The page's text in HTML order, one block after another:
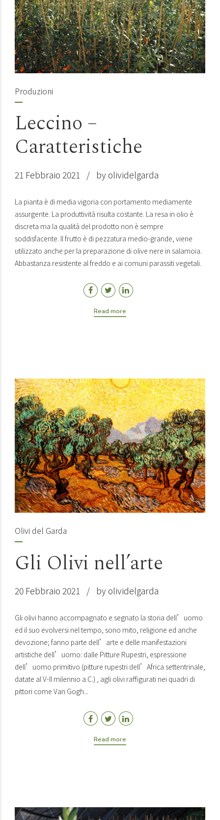
Produzioni
Leccino –
Caratteristiche
21 Febbraio 2021 by olividelgarda
La pianta è di media vigoria con portamento mediamente
assurgente. La produttività risulta costante. La resa in olio è
discreta ma la qualità del prodotto non è sempre
soddisfacente. Il frutto è di pezzatura medio-grande, viene
utilizzato anche per la preparazione di olive nere in salamoia.
Abbastanza resistente al freddo e ai comuni parassiti vegetali.
Read more
Olivi del Garda
Gli Olivi nell’arte
20 Febbraio 2021 by olividelgarda
Gli olivi hanno accompagnato e segnato la storia dell’uomo
ed il suo evolversi nel tempo, sono mito, religione ed anche
devozione; fanno parte dell’arte e delle manifestazioni
artistiche dell’uomo: dalle Pitture Rupestri, espressione
dell’uomo primitivo (pitture rupestri dell’Africa settentrinale,
datate al V-II milennio a.C.) , agli olivi raffigurati nei quadri di
pittori come Van Gogh...
Read more